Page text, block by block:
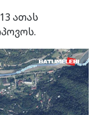
ათას